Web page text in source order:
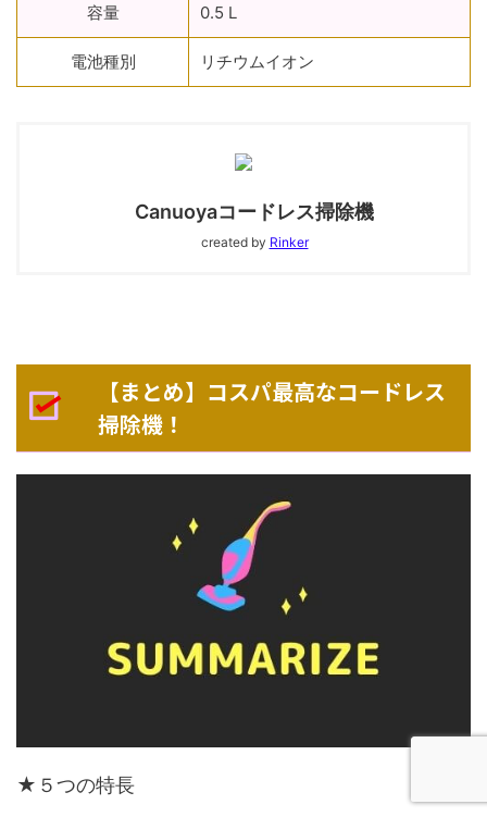
容量 ‎0.5 L
電池種別 ‎リチウムイオン
Canuoyaコードレス掃除機
created by Rinker
【まとめ】コスパ最高なコードレス
掃除機！
★５つの特長